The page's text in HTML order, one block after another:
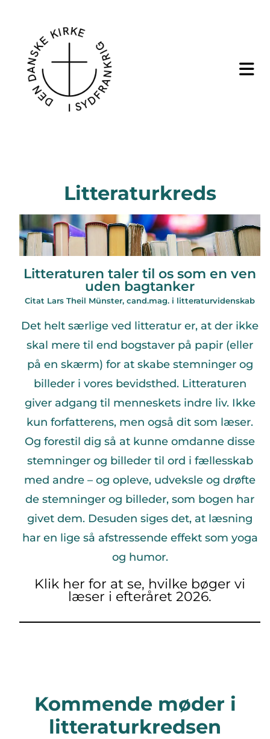
Litteraturkreds
Litteraturen taler til os som en ven
uden bagtanker
Citat Lars Theil Münster, cand.mag. i litteraturvidenskab
Det helt særlige ved litteratur er, at der ikke
skal mere til end bogstaver på papir (eller
på en skærm) for at skabe stemninger og
billeder i vores bevidsthed. Litteraturen
giver adgang til menneskets indre liv. Ikke
kun forfatterens, men også dit som læser.
Og forestil dig så at kunne omdanne disse
stemninger og billeder til ord i fællesskab
med andre – og opleve, udveksle og drøfte
de stemninger og billeder, som bogen har
givet dem. Desuden siges det, at læsning
har en lige så afstressende effekt som yoga
og humor.
Klik her for at se, hvilke bøger vi
læser i efteråret 2026.
Kommende møder i
litteraturkredsen